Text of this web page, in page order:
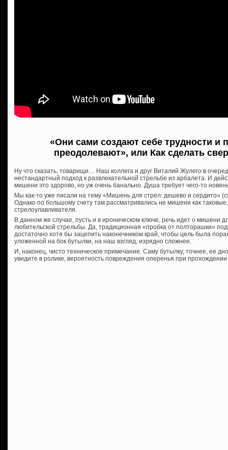
«Они сами создают себе трудности и
преодолевают», или Как сделать
Ну что сказать, товарищи… Наш коллега и друг Виталий Жулего в
нестандартный подход к развлекательной стрельбе из арбалета. И
мишени это здорово, но уж очень банально. Душа требует чего-то
Мы как-то уже писали на тему «Мишень для стрел: дешево и сердито»
Однако по большому счету там рассматривались не мишени как
стрелоулавливателя.
В данном же случае, пусть и в ироническом ключе, речь идет о мишени
любительской стрельбы. Да, традиционная «пробка от полторашки»
достаточно хотя бы зацепить наконечником край, чтобы цель была
уложенной на бок бутылки, на наш взгляд, изрядно сложнее.
И, наконец, чисто техническое примечание. Саму бутылку, точнее, ее
увидите в ролике, вероятность повреждения оперенья при